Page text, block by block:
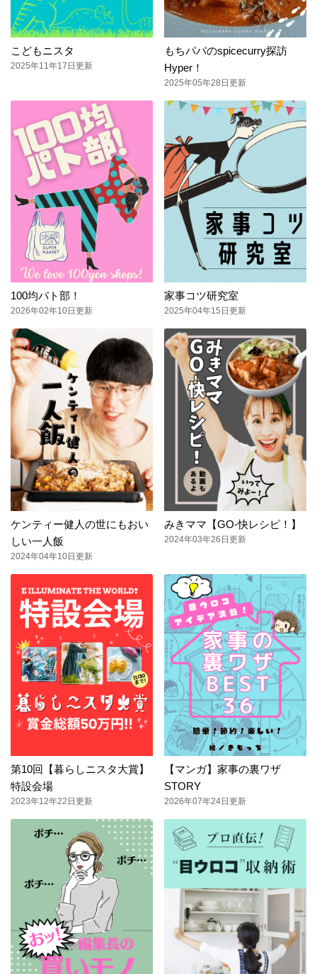
こどもニスタ
2025年11年17日更新
もちパパのspicecurry探訪
Hyper！
2025年05年28日更新
100均パト部！
2026年02年10日更新
家事コツ研究室
2025年04年15日更新
ケンティー健人の世にもおい
しい一人飯
2024年04年10日更新
みきママ【GO-快レシピ！】
2024年03年26日更新
第10回【暮らしニスタ大賞】
特設会場
2023年12年22日更新
【マンガ】家事の裏ワザ
STORY
2026年07年24日更新